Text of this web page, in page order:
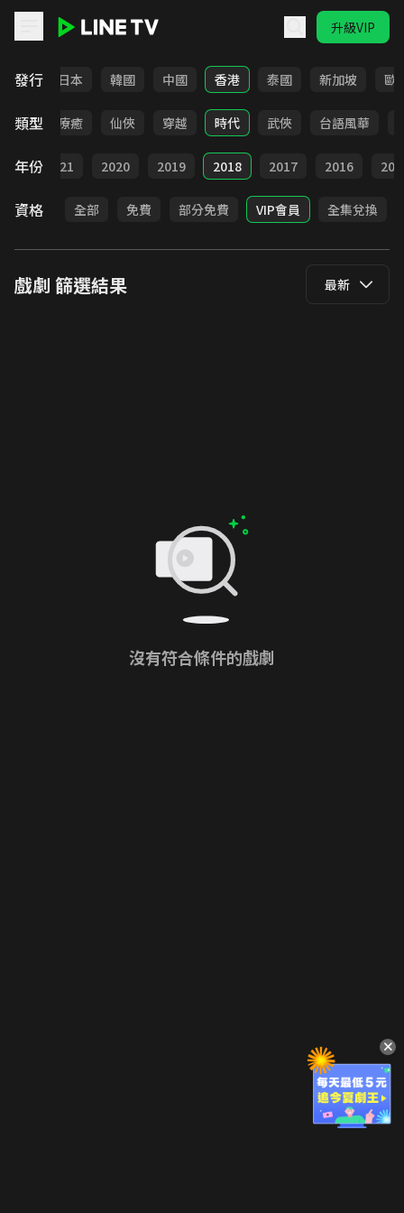
升級VIP
發行
台灣 日本 韓國 中國 香港 泰國 新加坡 歐
類型
驚悚 療癒 仙俠 穿越 時代 武俠 台語風華
年份 2021 2020 2019 2018 2017 2016
資格 全部 免費 部分免費 VIP會員 全集兌換
戲劇 篩選結果 最新
沒有符合條件的戲劇